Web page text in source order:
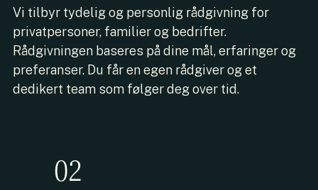
Vi tilbyr tydelig og personlig rådgivning for
privatpersoner, familier og bedrifter.
Rådgivningen baseres på dine mål, erfaringer og
preferanser. Du får en egen rådgiver og et
dedikert team som følger deg over tid.
02